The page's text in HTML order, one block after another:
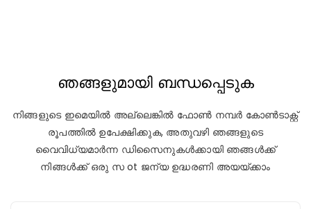
ഞങ്ങളുമായി ബന്ധപ്പെടുക
നിങ്ങളുടെ ഇമെയിൽ അല്ലെങ്കിൽ ഫോൺ നമ്പർ കോൺടാക്റ്റ്
രൂപത്തിൽ ഉപേക്ഷിക്കുക, അതുവഴി ഞങ്ങളുടെ
വൈവിധ്യമാർന്ന ഡിസൈനുകൾക്കായി ഞങ്ങൾക്ക്
നിങ്ങൾക്ക് ഒരു സ ot ജന്യ ഉദ്ധരണി അയയ്ക്കാം